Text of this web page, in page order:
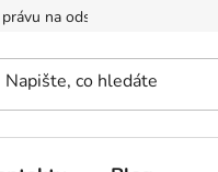
na odstoupení od smlouvy